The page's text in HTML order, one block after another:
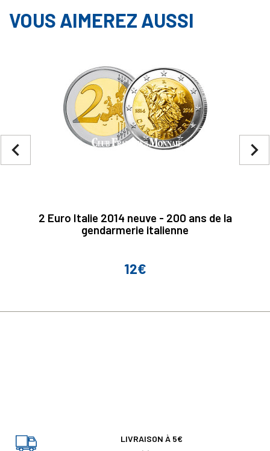
VOUS AIMEREZ AUSSI
2 Euro Italie 2014 neuve - 200 ans de la
gendarmerie italienne
Prix
12€
navigate_next
navigate_before
LIVRAISON À 5€